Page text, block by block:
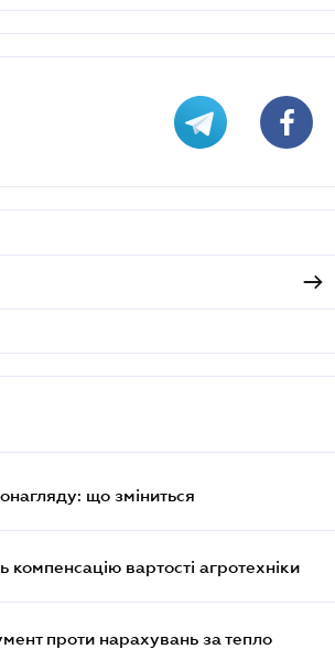
що зміниться
вартості агротехніки
проти нарахувань за тепло